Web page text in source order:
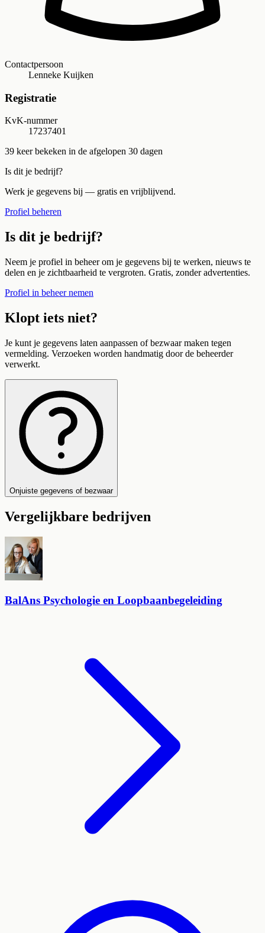
Contactpersoon
Lenneke Kuijken
Registratie
KvK-nummer
17237401
39 keer bekeken in de afgelopen 30 dagen
Is dit je bedrijf?
Werk je gegevens bij — gratis en vrijblijvend.
Profiel beheren
Is dit je bedrijf?
Neem je profiel in beheer om je gegevens bij te werken, nieuws te
delen en je zichtbaarheid te vergroten. Gratis, zonder advertenties.
Profiel in beheer nemen
Klopt iets niet?
Je kunt je gegevens laten aanpassen of bezwaar maken tegen
vermelding. Verzoeken worden handmatig door de beheerder
verwerkt.
Onjuiste gegevens of bezwaar
Vergelijkbare bedrijven
BalAns Psychologie en Loopbaanbegeleiding